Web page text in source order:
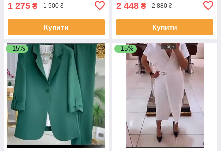
1 275 ₴ 1 500 ₴
Купити
2 448 ₴ 2 880 ₴
Купити
–15% –15%